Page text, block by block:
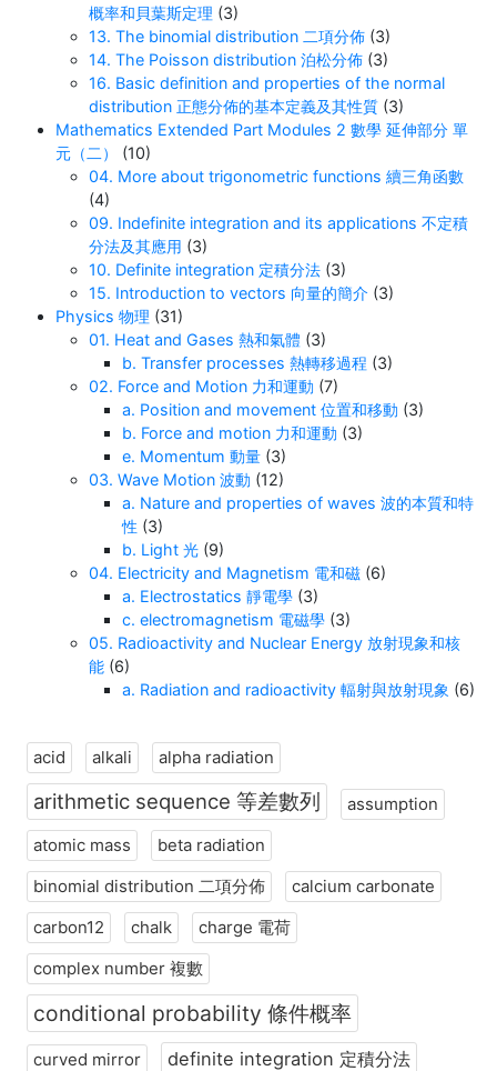
概率和貝葉斯定理 (3)
13. The binomial distribution 二項分佈 (3)
14. The Poisson distribution 泊松分佈 (3)
16. Basic definition and properties of the normal
distribution 正態分佈的基本定義及其性質 (3)
Mathematics Extended Part Modules 2 數學 延伸部分 單
元（二）
(10)
04. More about trigonometric functions 續三角函數
(4)
09. Indefinite integration and its applications 不定積
分法及其應用 (3)
10. Definite integration 定積分法 (3)
15. Introduction to vectors 向量的簡介 (3)
Physics 物理 (31)
01. Heat and Gases 熱和氣體 (3)
b. Transfer processes 熱轉移過程 (3)
02. Force and Motion 力和運動 (7)
a. Position and movement 位置和移動 (3)
b. Force and motion 力和運動 (3)
e. Momentum 動量 (3)
03. Wave Motion 波動 (12)
a. Nature and properties of waves 波的本質和特
性 (3)
b. Light 光 (9)
04. Electricity and Magnetism 電和磁 (6)
a. Electrostatics 靜電學 (3)
c. electromagnetism 電磁學 (3)
05. Radioactivity and Nuclear Energy 放射現象和核
能 (6)
a. Radiation and radioactivity 輻射與放射現象 (6)
acid alkali alpha radiation
arithmetic sequence 等差數列
assumption
atomic mass
beta radiation
binomial distribution 二項分佈
calcium carbonate
carbon12
chalk
charge 電荷
complex number 複數
conditional probability 條件概率
curved mirror definite integration 定積分法